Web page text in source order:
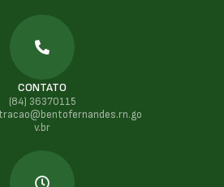
CONTATO
(84) 36370115
v.br